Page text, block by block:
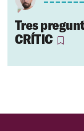
Tres
CRÍTIC